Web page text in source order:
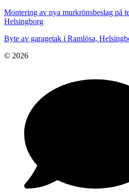
Montering av nya murkrönsbeslag på
Helsingborg
Byte av garagetak i Ramlösa,
© 2026